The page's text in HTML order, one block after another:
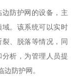
防护网的设备，主
。该系统可以实时
、脱落等情况，同
析，为管理人员提
防护网。